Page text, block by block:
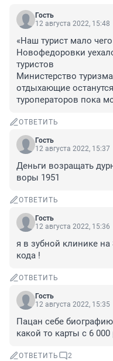
Гость
12 августа 2022, 15:48
«Наш турист мало
Новофедоровки
туристов
Министерство
отдыхающие
туроператоров пока
ОТВЕТИТЬ
Гость
12 августа 2022, 15:37
Деньги возращать
воры 1951
ОТВЕТИТЬ
Гость
12 августа 2022, 15:36
я в зубной клинике на
кода !
ОТВЕТИТЬ
Гость
12 августа 2022, 15:35
Пацан себе
какой то карты с 6 000
ОТВЕТИТЬ 2